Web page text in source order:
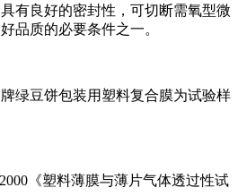
有良好的密封性，可切断需氧型微
品质的必要条件之一。
绿豆饼包装用塑料复合膜为试验样
《塑料薄膜与薄片气体透过性试